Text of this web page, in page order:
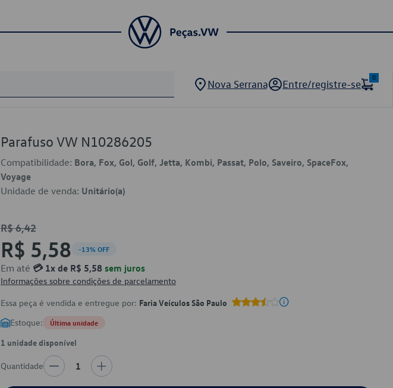
Nova Serrana Entre/registre-se
0
Parafuso VW N10286205
Compatibilidade: Bora, Fox, Gol, Golf, Jetta, Kombi, Passat, Polo, Saveiro, SpaceFox,
Voyage
Unidade de venda: Unitário(a)
R$ 6,42
R$ 5,58 -13% OFF
Em até 💳 1x de R$ 5,58 sem juros
Informações sobre condições de parcelamento
Essa peça é vendida e entregue por: Faria Veículos São Paulo
Estoque: Última unidade
1 unidade disponível
Quantidade 1